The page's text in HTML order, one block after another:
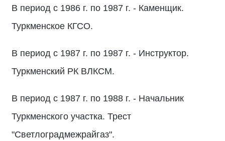
В период с 1986 г. по 1987 г. - Каменщик.
Туркменское КГСО.
В период с 1987 г. по 1987 г. - Инструктор.
Туркменский РК ВЛКСМ.
В период с 1987 г. по 1988 г. - Начальник
Туркменского участка. Трест
"Светлоградмежрайгаз".